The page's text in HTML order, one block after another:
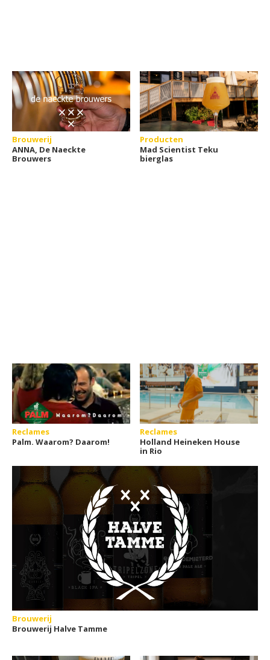
Brouwerij
ANNA, De Naeckte
Brouwers
Producten
Mad Scientist Teku
bierglas
Reclames
Palm. Waarom? Daarom!
Reclames
Holland Heineken House
in Rio
Brouwerij
Brouwerij Halve Tamme